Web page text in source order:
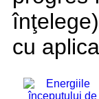
cu